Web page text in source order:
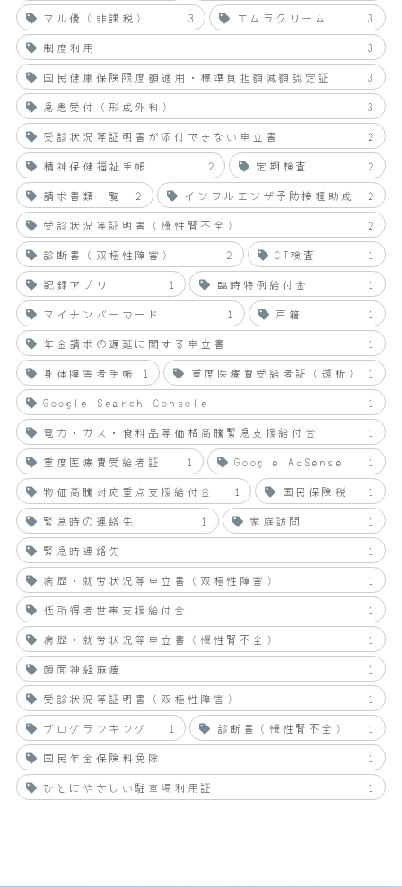
マル優（非課税） 3 エムラクリーム
3
制度利用
3
国民健康保険限度額適用・標準負担額減額認定証
3
急患受付（形成外科）
3
受診状況等証明書が添付できない申立書
2
精神保健福祉手帳
2 定期検査
2
請求書類一覧
2 インフルエンザ予防接種助成
2
受診状況等証明書（慢性腎不全）
2
診断書（双極性障害）
2 CT検査
1
記録アプリ
1 臨時特例給付金
1
マイナンバーカード
1 戸籍
1
年金請求の遅延に関する申立書
1
身体障害者手帳
1 重度医療費受給者証（透析）
1
Google Search Console
1
電力・ガス・食料品等価格高騰緊急支援給付金
1
重度医療費受給者証
1 Google AdSense
1
物価高騰対応重点支援給付金
1 国民保険税
1
緊急時の連絡先
1 家庭訪問
1
緊急時連絡先
1
病歴・就労状況等申立書（双極性障害）
1
低所得者世帯支援給付金
1
病歴・就労状況等申立書（慢性腎不全）
1
顔面神経麻痺
1
受診状況等証明書（双極性障害）
1
ブログランキング
1 診断書（慢性腎不全）
1
国民年金保険料免除
1
ひとにやさしい駐車場利用証
1